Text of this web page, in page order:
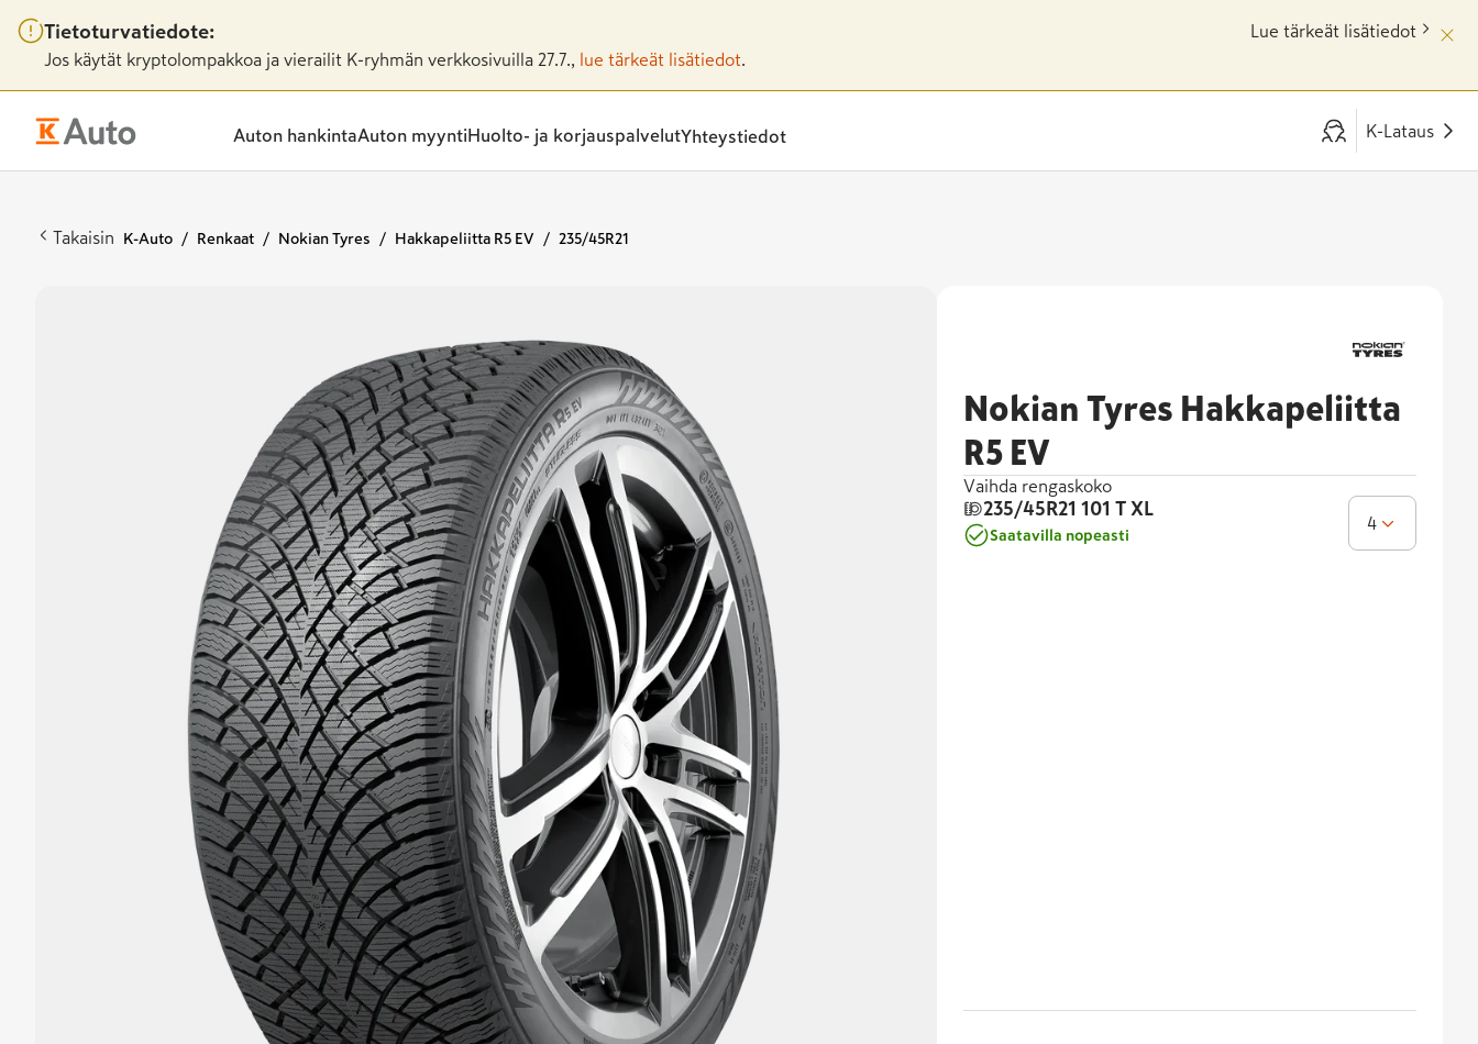
Tietoturvatiedote:
Jos käytät kryptolompakkoa ja vierailit K-ryhmän verkkosivuilla 27.7., lue tärkeät lisätiedot
Lue tärkeät lisätiedot
Auton hankintaAuton myynti Huolto- ja korjauspalvelutYhteystiedot K-Lataus
Takaisin K-Auto Renkaat Nokian Tyres Hakkapeliitta R5 EV 235/45R21
Nokian Tyres Hakkapeliitta
R5 EV
Vaihda rengaskoko
235/45R21 101 T XL
Saatavilla nopeasti
4